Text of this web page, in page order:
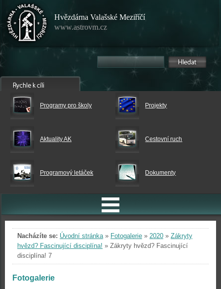
Hvězdárna Valašské Meziříčí
www.astrovm.cz
Programy pro školy Projekty
Aktuality AK Cestovní ruch
Programový letáček Dokumenty
Nacházíte se: Úvodní stránka» Fotogalerie » 2020 » Zákryty
hvězd? Fascinující disciplína! » Zákryty hvězd? Fascinující
disciplína! 7
Fotogalerie